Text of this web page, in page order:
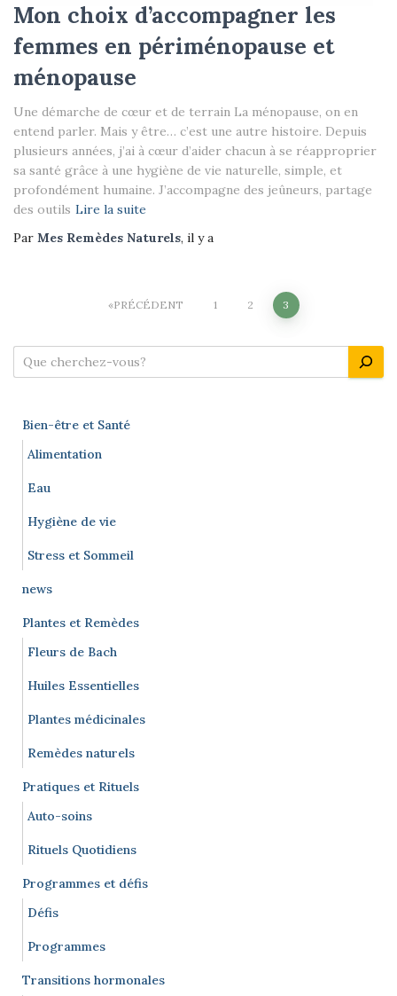
Mon choix d’accompagner les
femmes en périménopause et
ménopause
Une démarche de cœur et de terrain La ménopause, on en
entend parler. Mais y être… c’est une autre histoire. Depuis
plusieurs années, j’ai à cœur d’aider chacun à se réapproprier
sa santé grâce à une hygiène de vie naturelle, simple, et
profondément humaine. J’accompagne des jeûneurs, partage
des outils Lire la suite
Par Mes Remèdes Naturels, il y a
Pagination
des
PRÉCÉDENT 1 2 3
e
Bien-être et Santé
Alimentation
Eau
Hygiène de vie
Stress et Sommeil
news
Plantes et Remèdes
Fleurs de Bach
Huiles Essentielles
Plantes médicinales
Remèdes naturels
Pratiques et Rituels
Auto-soins
Rituels Quotidiens
Programmes et défis
Défis
Programmes
Transitions hormonales